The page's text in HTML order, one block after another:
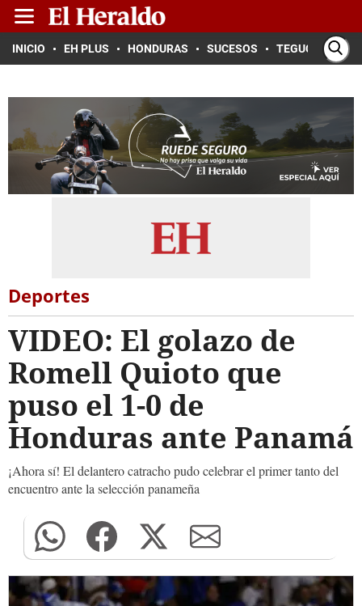
INICIO EH PLUS HONDURAS SUCESOS TEGUCIGALPA
Deportes
VIDEO: El golazo de
Romell Quioto que
puso el 1-0 de
Honduras ante Panamá
¡Ahora sí! El delantero catracho pudo celebrar el primer tanto del
encuentro ante la selección panameña